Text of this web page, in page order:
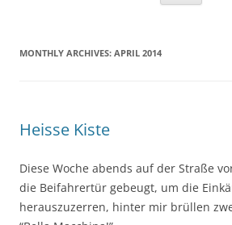
MONTHLY ARCHIVES: APRIL 2014
Heisse Kiste
Diese Woche abends auf der Straße
die Beifahrertür gebeugt, um die
herauszuzerren, hinter mir brüllen